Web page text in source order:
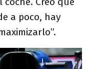
a poco, hay